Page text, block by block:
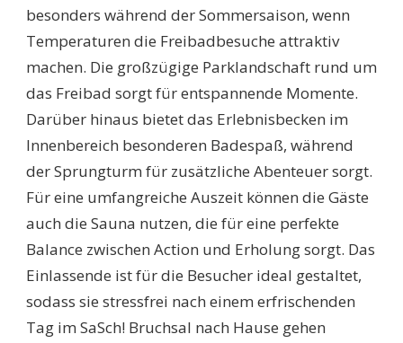
besonders während der Sommersaison, wenn
Temperaturen die Freibadbesuche attraktiv
machen. Die großzügige Parklandschaft rund um
das Freibad sorgt für entspannende Momente.
Darüber hinaus bietet das Erlebnisbecken im
Innenbereich besonderen Badespaß, während
der Sprungturm für zusätzliche Abenteuer sorgt.
Für eine umfangreiche Auszeit können die Gäste
auch die Sauna nutzen, die für eine perfekte
Balance zwischen Action und Erholung sorgt. Das
Einlassende ist für die Besucher ideal gestaltet,
sodass sie stressfrei nach einem erfrischenden
Tag im SaSch! Bruchsal nach Hause gehen